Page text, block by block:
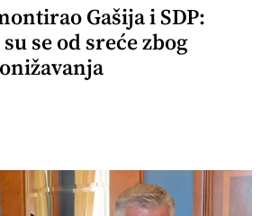
Gašija i SDP:
se od sreće zbog